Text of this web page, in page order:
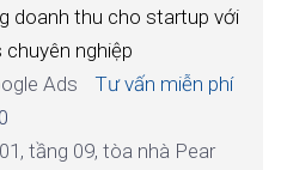
doanh thu cho startup với
chuyên nghiệp
Ads
Tư vấn miễn phí
tầng 09, tòa nhà Pear